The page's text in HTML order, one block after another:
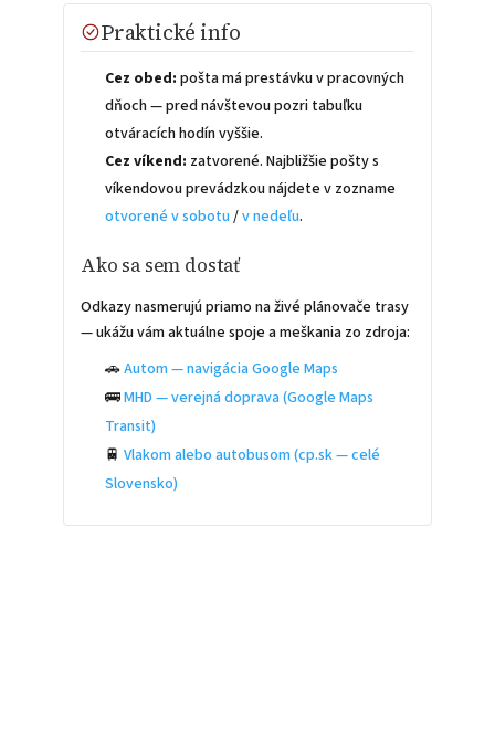
Praktické info
Cez obed: pošta má prestávku v pracovných
dňoch — pred návštevou pozri tabuľku
otváracích hodín vyššie.
Cez víkend: zatvorené. Najbližšie pošty s
víkendovou prevádzkou nájdete v zozname
otvorené v sobotu /v nedeľu.
Ako sa sem dostať
Odkazy nasmerujú priamo na živé plánovače trasy
— ukážu vám aktuálne spoje a meškania zo zdroja:
🚗Autom — navigácia Google Maps
🚌MHD — verejná doprava (Google Maps
Transit)
🚆Vlakom alebo autobusom (cp.sk — celé
Slovensko)